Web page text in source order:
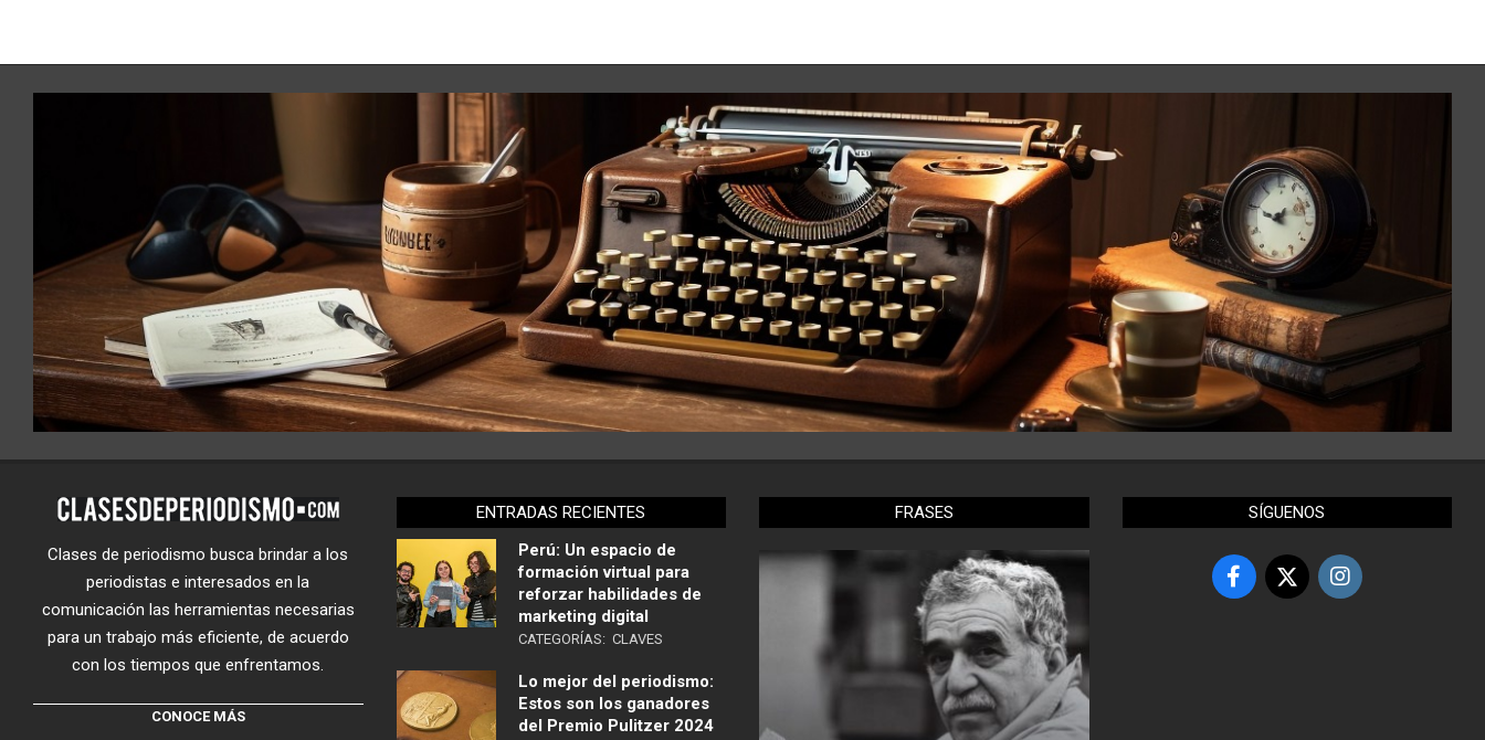
Clases de periodismo busca brindar a los
periodistas e interesados en la
comunicación las herramientas necesarias
para un trabajo más eficiente, de acuerdo
con los tiempos que enfrentamos.
CONOCE MÁS
ENTRADAS RECIENTES
Perú: Un espacio de
formación virtual para
reforzar habilidades de
marketing digital
CATEGORÍAS: CLAVES
Lo mejor del periodismo:
Estos son los ganadores
del Premio Pulitzer 2024
FRASES SÍGUENOS